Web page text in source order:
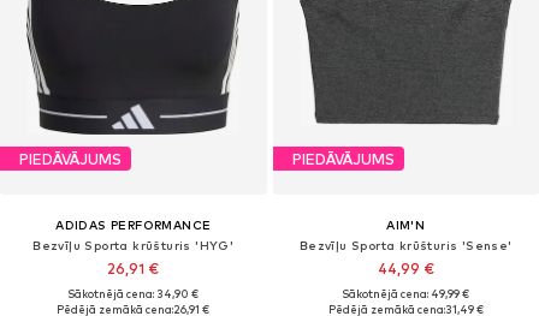
PIEDĀVĀJUMS
ADIDAS PERFORMANCE
Bezvīļu Sporta krūšturis 'HYG'
26,91 €
Sākotnējā cena: 34,90 €
Pēdējā zemākā cena:26,91 €
PIEDĀVĀJUMS
AIM'N
Bezvīļu Sporta krūšturis 'Sense'
44,99 €
Sākotnējā cena: 49,99 €
Pēdējā zemākā cena:31,49 €